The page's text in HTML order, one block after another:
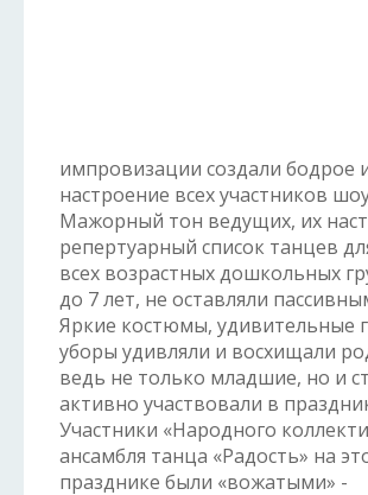
импровизации создали бодрое
настроение всех участников
Мажорный тон ведущих, их
репертуарный список танцев
всех возрастных дошкольных
до 7 лет, не оставляли
Яркие костюмы, удивительные
уборы удивляли и восхищали
ведь не только младшие, но и
активно участвовали в
Участники «Народного
ансамбля танца «Радость» на
празднике были «вожатыми» -